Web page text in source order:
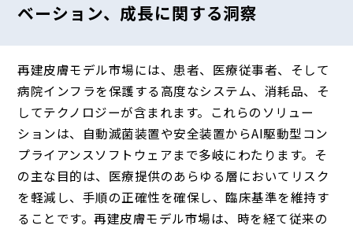
ベーション、成長に関する洞察
再建皮膚モデル市場には、患者、医療従事者、そして
病院インフラを保護する高度なシステム、消耗品、そ
してテクノロジーが含まれます。これらのソリュー
ションは、自動滅菌装置や安全装置からAI駆動型コン
プライアンスソフトウェアまで多岐にわたります。そ
の主な目的は、医療提供のあらゆる層においてリスク
を軽減し、手順の正確性を確保し、臨床基準を維持す
ることです。再建皮膚モデル市場は、時を経て従来の